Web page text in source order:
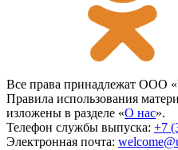
Все права принадлежат ООО
Правила использования
изложены в разделе «О нас».
Телефон службы выпуска: +7
Электронная почта: